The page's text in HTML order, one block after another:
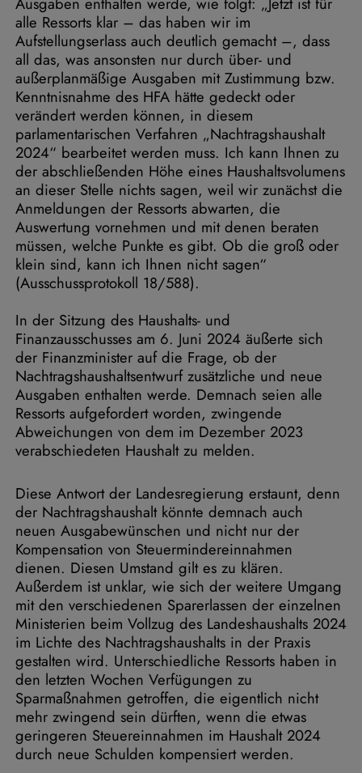
alle Ressorts klar – das haben wir im
Aufstellungserlass auch deutlich gemacht –, dass
all das, was ansonsten nur durch über- und
außerplanmäßige Ausgaben mit Zustimmung bzw.
Kenntnisnahme des HFA hätte gedeckt oder
verändert werden können, in diesem
parlamentarischen Verfahren „Nachtragshaushalt
2024“ bearbeitet werden muss. Ich kann Ihnen zu
der abschließenden Höhe eines Haushaltsvolumens
an dieser Stelle nichts sagen, weil wir zunächst die
Anmeldungen der Ressorts abwarten, die
Auswertung vornehmen und mit denen beraten
müssen, welche Punkte es gibt. Ob die groß oder
klein sind, kann ich Ihnen nicht sagen“
(Ausschussprotokoll 18/588).
In der Sitzung des Haushalts- und
Finanzausschusses am 6. Juni 2024 äußerte sich
der Finanzminister auf die Frage, ob der
Nachtragshaushaltsentwurf zusätzliche und neue
Ausgaben enthalten werde. Demnach seien alle
Ressorts aufgefordert worden, zwingende
Abweichungen von dem im Dezember 2023
verabschiedeten Haushalt zu melden.
Diese Antwort der Landesregierung erstaunt, denn
der Nachtragshaushalt könnte demnach auch
neuen Ausgabewünschen und nicht nur der
Kompensation von Steuermindereinnahmen
dienen. Diesen Umstand gilt es zu klären.
Außerdem ist unklar, wie sich der weitere Umgang
mit den verschiedenen Sparerlassen der einzelnen
Ministerien beim Vollzug des Landeshaushalts 2024
im Lichte des Nachtragshaushalts in der Praxis
gestalten wird. Unterschiedliche Ressorts haben in
den letzten Wochen Verfügungen zu
Sparmaßnahmen getroffen, die eigentlich nicht
mehr zwingend sein dürften, wenn die etwas
geringeren Steuereinnahmen im Haushalt 2024
durch neue Schulden kompensiert werden.